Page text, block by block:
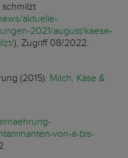
aktuelle-
2021/august/kaese-
), Zugriff 08/2022.
(2015): Milch, Käse &
von-a-bis-